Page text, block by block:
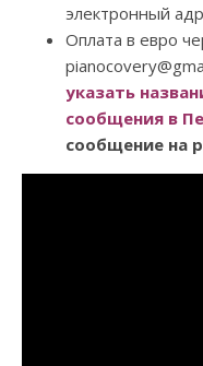
электронный
Оплата в евро
указать
сообщения в
сообщение на